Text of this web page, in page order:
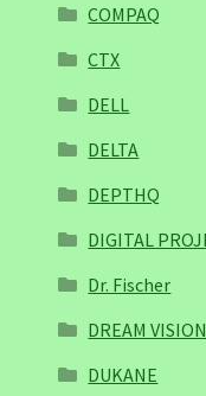
COMPAQ
CTX
DELL
DELTA
DEPTHQ
DIGITAL
Dr. Fischer
DREAM VISION
DUKANE